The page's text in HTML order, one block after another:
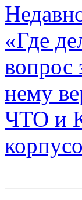
«Где
вопрос
нему
ЧТО и